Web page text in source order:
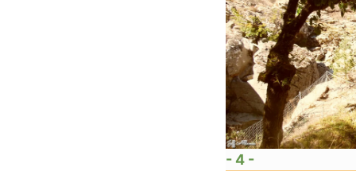
- 4 -